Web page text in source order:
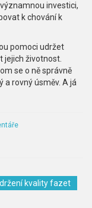
investici,
k chování k
pomoci udržet
jejich životnost.
se o ně správně
a rovný úsměv. A já
kvality fazet